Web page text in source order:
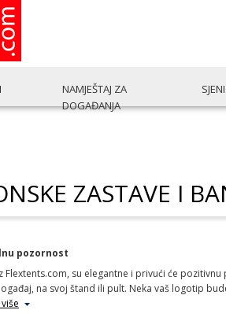
NAMJEŠTAJ ZA
DOGAĐANJA
ZASTAVE I
pozornost
su elegantne i privući će
na svoj štand ili pult. Neka vaš logotip